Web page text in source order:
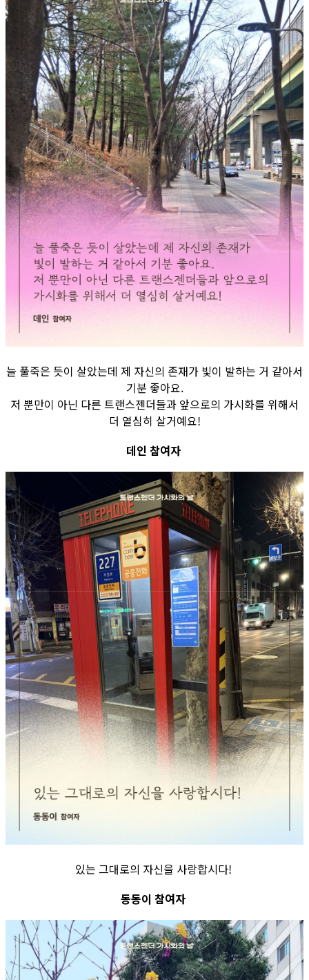
늘 풀죽은 듯이 살았는데 제 자신의 존재가 빛이 발하는 거 같아서
기분 좋아요.
저 뿐만이 아닌 다른 트랜스젠더들과 앞으로의 가시화를 위해서
더 열심히 살거예요!
데인 참여자
있는 그대로의 자신을 사랑합시다!
동동이 참여자